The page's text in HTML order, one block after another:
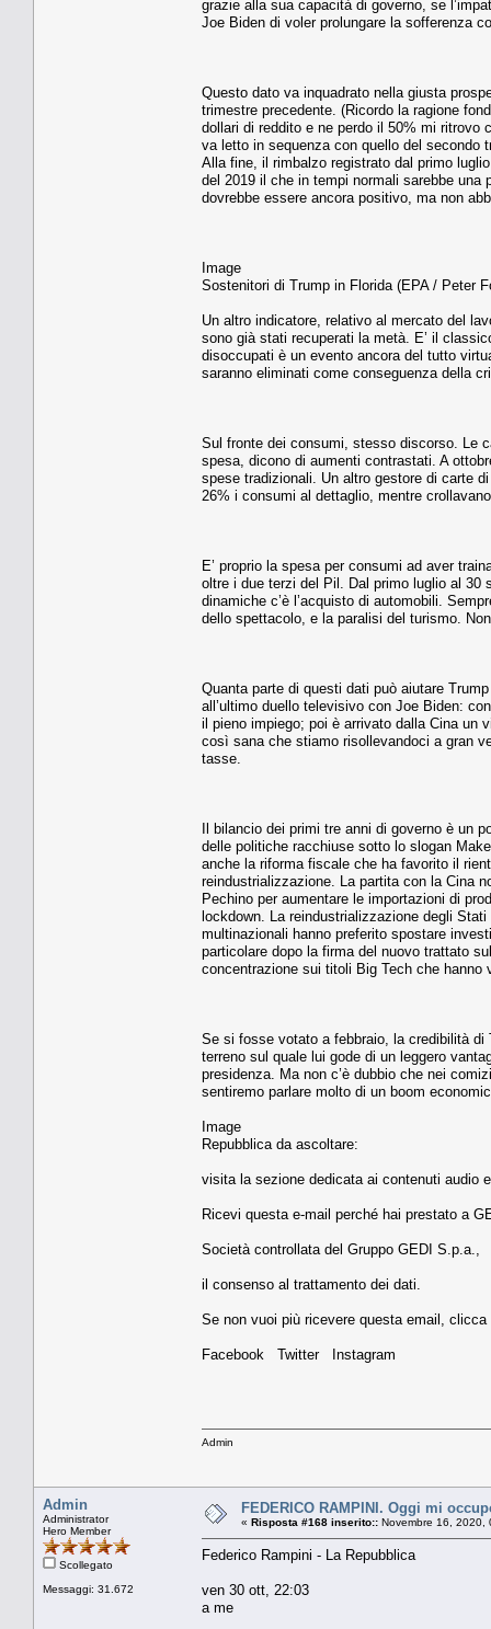
grazie alla sua capacità di governo, se
Joe Biden di voler prolungare la sofferenza
Questo dato va inquadrato nella giusta
trimestre precedente. (Ricordo la ragione
dollari di reddito e ne perdo il 50% mi ritrovo
va letto in sequenza con quello del secondo
Alla fine, il rimbalzo registrato dal primo
del 2019 il che in tempi normali sarebbe
dovrebbe essere ancora positivo, ma non
Image
Sostenitori di Trump in Florida (EPA / Peter
Un altro indicatore, relativo al mercato del
sono già stati recuperati la metà. E’ il
disoccupati è un evento ancora del tutto
saranno eliminati come conseguenza della
Sul fronte dei consumi, stesso discorso. Le
spesa, dicono di aumenti contrastati. A
spese tradizionali. Un altro gestore di carte
26% i consumi al dettaglio, mentre
E’ proprio la spesa per consumi ad aver
oltre i due terzi del Pil. Dal primo luglio al 30
dinamiche c’è l’acquisto di automobili.
dello spettacolo, e la paralisi del turismo.
Quanta parte di questi dati può aiutare
all’ultimo duello televisivo con Joe Biden:
il pieno impiego; poi è arrivato dalla Cina un
così sana che stiamo risollevandoci a gran
tasse.
Il bilancio dei primi tre anni di governo è un
delle politiche racchiuse sotto lo slogan
anche la riforma fiscale che ha favorito il
reindustrializzazione. La partita con la Cina
Pechino per aumentare le importazioni di
lockdown. La reindustrializzazione degli
multinazionali hanno preferito spostare
particolare dopo la firma del nuovo trattato
concentrazione sui titoli Big Tech che hanno
Se si fosse votato a febbraio, la credibilità di
terreno sul quale lui gode di un leggero
presidenza. Ma non c’è dubbio che nei
sentiremo parlare molto di un boom
Image
Repubblica da ascoltare:
visita la sezione dedicata ai contenuti audio
Ricevi questa e-mail perché hai prestato a
Società controllata del Gruppo GEDI S.p.a.,
il consenso al trattamento dei dati.
Se non vuoi più ricevere questa email, clicca
Facebook Twitter Instagram
Admin
Admin
Administrator
Hero Member
Scollegato
Messaggi: 31.672
FEDERICO RAMPINI. Oggi mi
« Risposta #168 inserito:: Novembre 16, 2020,
Federico Rampini - La Repubblica
ven 30 ott, 22:03
a me